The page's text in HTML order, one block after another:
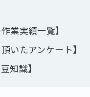
業実績一覧】
いたアンケート】
知識】